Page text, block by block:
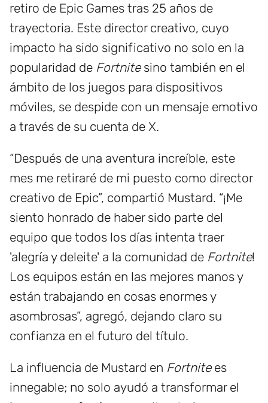
retiro de Epic Games tras 25 años de
trayectoria. Este director creativo, cuyo
impacto ha sido significativo no solo en la
popularidad de Fortnitesino también en el
ámbito de los juegos para dispositivos
móviles, se despide con un mensaje emotivo
a través de su cuenta de X.
“Después de una aventura increíble, este
mes me retiraré de mi puesto como director
creativo de Epic”, compartió Mustard. “¡Me
siento honrado de haber sido parte del
equipo que todos los días intenta traer
'alegría y deleite' a la comunidad de Fortnite!
Los equipos están en las mejores manos y
están trabajando en cosas enormes y
asombrosas”, agregó, dejando claro su
confianza en el futuro del título.
La influencia de Mustard en Fortnitees
innegable; no solo ayudó a transformar el